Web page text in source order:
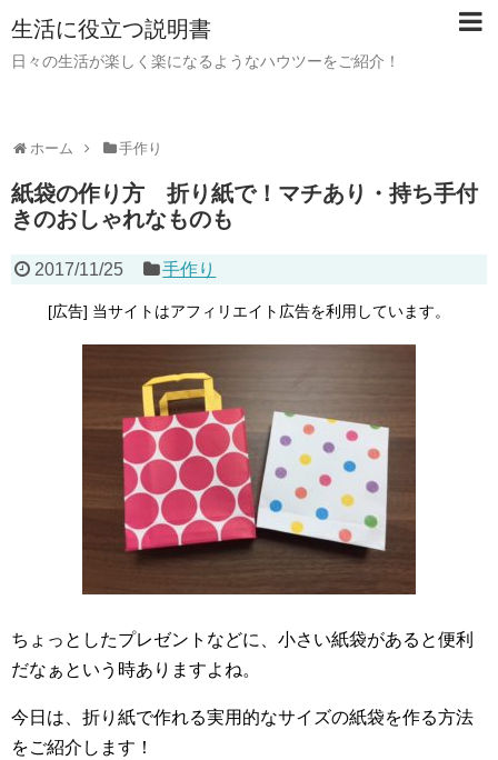
生活に役立つ説明書
日々の生活が楽しく楽になるようなハウツーをご紹介！
ホーム 手作り
紙袋の作り方 折り紙で！マチあり・持ち手付
きのおしゃれなものも
2017/11/25 手作り
[広告] 当サイトはアフィリエイト広告を利用しています。
ちょっとしたプレゼントなどに、小さい紙袋があると便利
だなぁという時ありますよね。
今日は、折り紙で作れる実用的なサイズの紙袋を作る方法
をご紹介します！